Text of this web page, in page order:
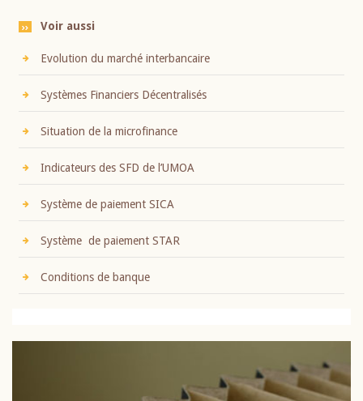
Voir aussi
Evolution du marché interbancaire
Systèmes Financiers Décentralisés
Situation de la microfinance
Indicateurs des SFD de l’UMOA
Système de paiement SICA
Système de paiement STAR
Conditions de banque